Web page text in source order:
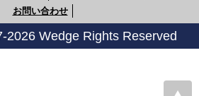
お問い合わせ
2026 Wedge Rights Reserved